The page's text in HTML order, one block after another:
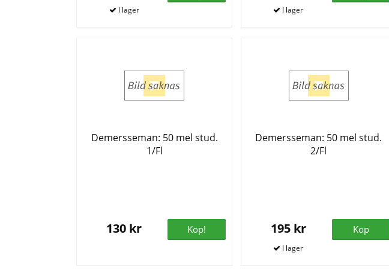
Demersseman: 50 mel stud.
1/Fl
130 kr Köp!
Demersseman: 50 mel stud.
2/Fl
195 kr Köp